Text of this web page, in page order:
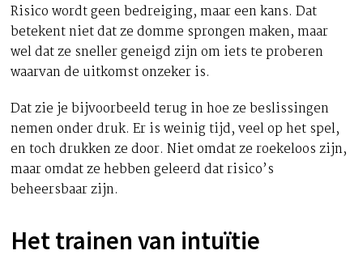
Risico wordt geen bedreiging, maar een kans. Dat
betekent niet dat ze domme sprongen maken, maar
wel dat ze sneller geneigd zijn om iets te proberen
waarvan de uitkomst onzeker is.
Dat zie je bijvoorbeeld terug in hoe ze beslissingen
nemen onder druk. Er is weinig tijd, veel op het spel,
en toch drukken ze door. Niet omdat ze roekeloos zijn,
maar omdat ze hebben geleerd dat risico’s
beheersbaar zijn.
Het trainen van intuïtie